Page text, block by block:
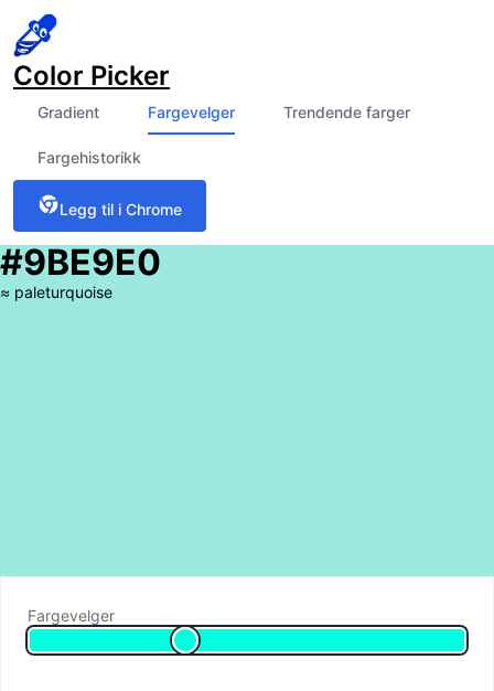
Color Picker
Gradient Fargevelger Trendende farger
Fargehistorikk
Legg til i Chrome
#9BE9E0
≈ paleturquoise
Fargevelger